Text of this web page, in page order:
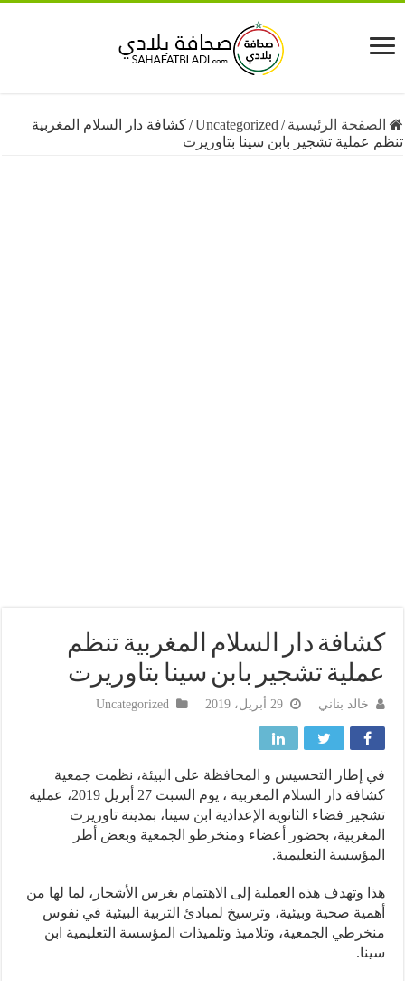
الرئيسية /
Uncategorized
/كشافة دار السلام المغربية
تشجير بابن سينا بتاوريرت
دار السلام المغربية تنظم
تشجير بابن سينا بتاوريرت
خالد بناني Uncategorized
إطار التحسيس و المحافظة على البيئة، نظمت جمعية
كشافة دار السلام المغربية ، يوم السبت 27 أبريل 2019، عملية
فضاء الثانوية الإعدادية ابن سينا، بمدينة تاوريرت
بحضور أعضاء ومنخرطو الجمعية وبعض أطر
التعليمية.
وتهدف هذه العملية إلى الاهتمام بغرس الأشجار، لما لها من
صحية وبيئية، وترسيخ لمبادئ التربية البيئية في نفوس
الجمعية، وتلاميذ وتلميذات المؤسسة التعليمية ابن